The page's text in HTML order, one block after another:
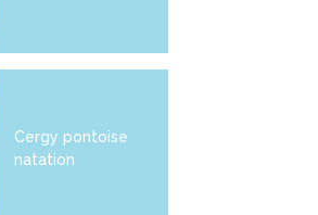
Cergy pontoise
natation